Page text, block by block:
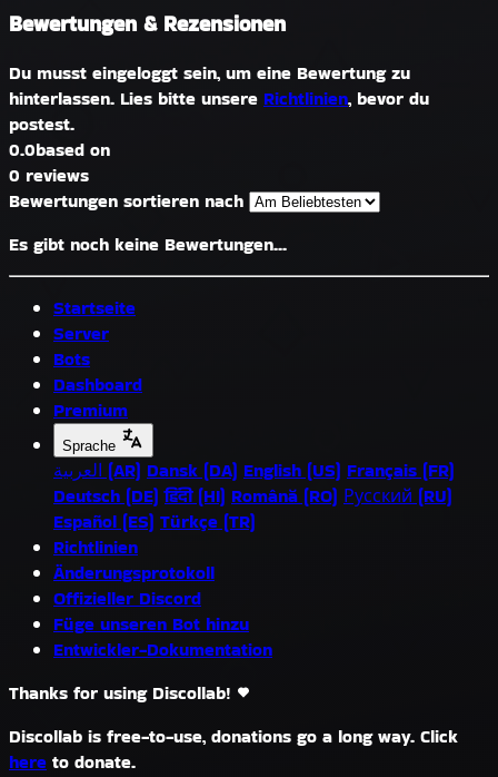
Bewertungen & Rezensionen
Du musst eingeloggt sein, um eine Bewertung zu
hinterlassen. Lies bitte unsere Richtlinien, bevor du
postest.
0.0based on
0 reviews
Bewertungen sortieren nach
Es gibt noch keine Bewertungen...
Startseite
Server
Bots
Dashboard
Premium
Sprache
العربية (AR) Dansk (DA) English (US) Français (FR)
Deutsch (DE) हिंदी (HI) Română (RO) Русский (RU)
Español (ES) Türkçe (TR)
Richtlinien
Änderungsprotokoll
Offizieller Discord
Füge unseren Bot hinzu
Entwickler-Dokumentation
Thanks for using Discollab!
Discollab is free-to-use, donations go a long way. Click
here to donate.